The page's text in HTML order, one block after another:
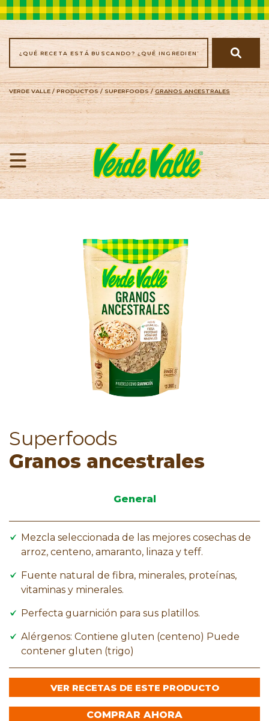
VERDE VALLE/ PRODUCTOS/SUPERFOODS/GRANOS ANCESTRALES
Superfoods
Granos ancestrales
General
Mezcla seleccionada de las mejores cosechas de
arroz, centeno, amaranto, linaza y teff.
Fuente natural de fibra, minerales, proteínas,
vitaminas y minerales.
Perfecta guarnición para sus platillos.
Alérgenos: Contiene gluten (centeno) Puede
contener gluten (trigo)
VER RECETAS DE ESTE PRODUCTO
COMPRAR AHORA